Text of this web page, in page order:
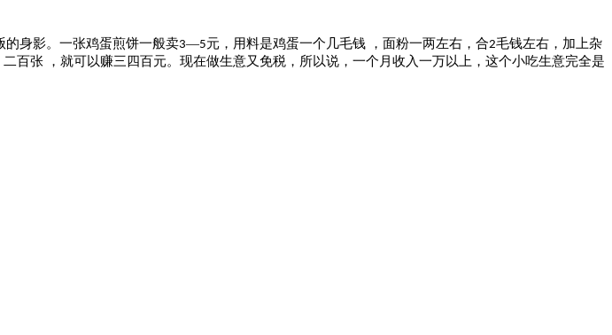
身影。一张鸡蛋煎饼一般卖3—5元，用料是鸡蛋一个几毛钱 ，面粉一两左右，合2毛钱左右，加上杂
二百张
，就可以赚三四百元。现在做生意又免税，所以说，一个月收入一万以上，这个小吃生意完全是